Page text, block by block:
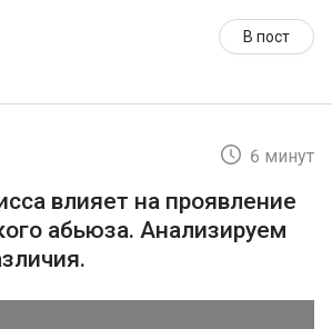
В пост
6 минут
влияет на проявление
абьюза. Анализируем